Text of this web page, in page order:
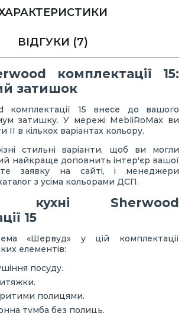
ВІДГУКИ (7)
комплектації 15:
затишок
комплектації 15 внесе до вашого
затишку. У мережі MebliRoMax ви
в кількох варіантах кольору.
стильні варіанти, щоб ви могли
найкраще доповнить інтер'єр вашої
заявку на сайті, і менеджери
з усіма кольорами ДСП.
кухні Sherwood
15
«Шервуд» у цій комплектації
елементів:
посуду.
полицями.
тумба без полиць.